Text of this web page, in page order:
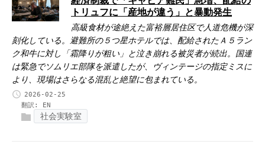
トリュフに「産地が違う」と暴動発生
高級食材が途絶えた富裕層居住区で人道危機が深
刻化している。避難所の５つ星ホテルでは、配給されたＡ５ラン
ク和牛に対し「霜降りが粗い」と泣き崩れる被災者が続出。国連
は緊急でソムリエ部隊を派遣したが、ヴィンテージの指定ミスに
より、現場はさらなる混乱と絶望に包まれている。
2026-02-25
翻訳: EN
社会実験室